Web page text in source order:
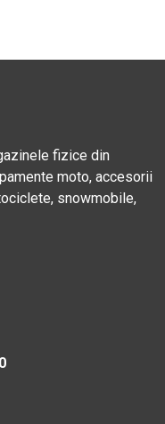
fizice din
moto, accesorii
snowmobile,